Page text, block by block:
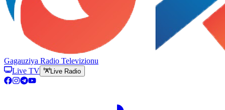
Gagauziya Radio Televizionu
Live TV
Live Radio